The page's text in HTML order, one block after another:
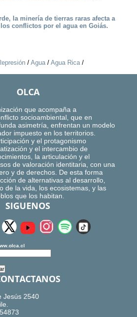
la minería de tierras raras afecta a
conflictos por el agua en Goiás.
/ Agua/ Agua Rica/
OLCA
que acompaña a
socioambiental, que en
asimetría, enfrentan un modelo
impuesto en los territorios.
y el protagonismo
y el intercambio de
la articulación y el
de valoración identitaria, con una
y de derechos. De esta forma
de alternativas al desarrollo,
de la vida, los ecosistemas, y las
que los habitan.
SIGUENOS
Jesús 2540